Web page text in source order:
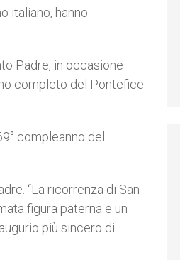
italiano, hanno
Padre, in occasione
completo del Pontefice
compleanno del
“La ricorrenza di San
figura paterna e un
più sincero di